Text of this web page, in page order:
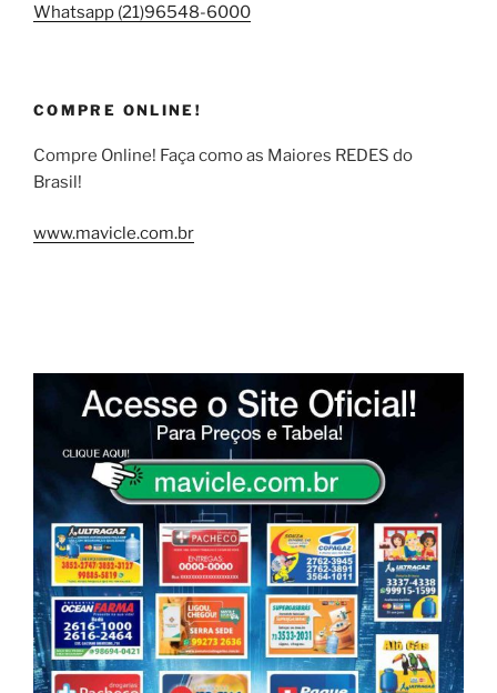
Whatsapp (21)96548-6000
COMPRE ONLINE!
Compre Online! Faça como as Maiores REDES do
Brasil!
www.mavicle.com.br